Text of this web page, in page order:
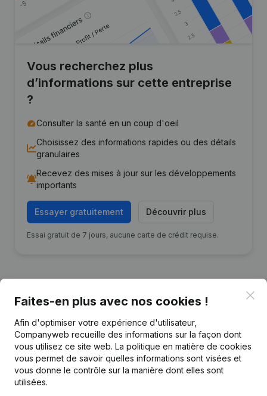
Vous recherchez plus
d’informations sur cette entreprise
?
Consulter la santé en un coup d'oeil
Choisissez des informations rapides ou des détails
granulaires
Recevez des mises à jour sur les développements
importants
Essayer gratuitement Découvrir plus
Essai gratuit de 7 jours, aucune carte de crédit requise.
Publications
Date Publication
12-11-2021 Siège Social (NL)
Faites-en plus avec nos cookies !
Afin d'optimiser votre expérience d'utilisateur,
Companyweb recueille des informations sur la façon dont
vous utilisez ce site web. La politique en matière de cookies
vous permet de savoir quelles informations sont visées et
vous donne le contrôle sur la manière dont elles sont
utilisées.